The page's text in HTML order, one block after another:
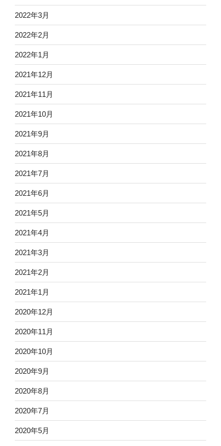
2022年3月
2022年2月
2022年1月
2021年12月
2021年11月
2021年10月
2021年9月
2021年8月
2021年7月
2021年6月
2021年5月
2021年4月
2021年3月
2021年2月
2021年1月
2020年12月
2020年11月
2020年10月
2020年9月
2020年8月
2020年7月
2020年5月